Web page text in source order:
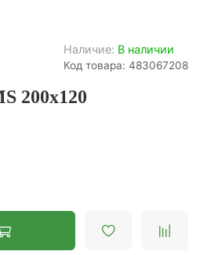
Наличие: В наличии
Код товара: 483067208
200x120